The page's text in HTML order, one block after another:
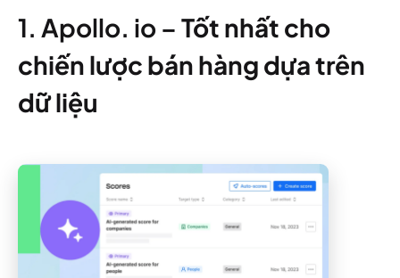
1. Apollo. io – Tốt nhất cho
chiến lược bán hàng dựa trên
dữ liệu